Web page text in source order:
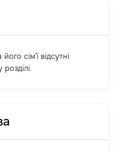
сім'ї відсутні